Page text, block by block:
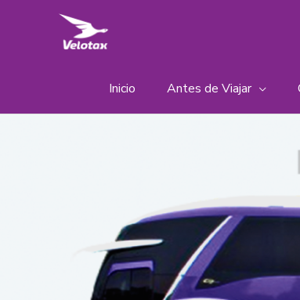
Inicio Antes de Viajar